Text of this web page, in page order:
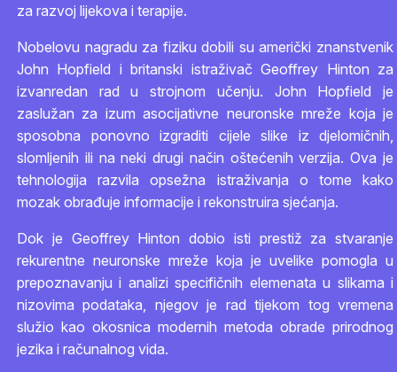
za razvoj lijekova i terapije.
Nobelovu nagradu za fiziku dobili su američki znanstvenik
John Hopfield i britanski istraživač Geoffrey Hinton za
izvanredan rad u strojnom učenju. John Hopfield je
zaslužan za izum asocijativne neuronske mreže koja je
sposobna ponovno izgraditi cijele slike iz djelomičnih,
slomljenih ili na neki drugi način oštećenih verzija. Ova je
tehnologija razvila opsežna istraživanja o tome kako
mozak obrađuje informacije i rekonstruira sjećanja.
Dok je Geoffrey Hinton dobio isti prestiž za stvaranje
rekurentne neuronske mreže koja je uvelike pomogla u
prepoznavanju i analizi specifičnih elemenata u slikama i
nizovima podataka, njegov je rad tijekom tog vremena
služio kao okosnica modernih metoda obrade prirodnog
jezika i računalnog vida.